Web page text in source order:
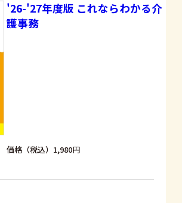
'26-'27年度版 これならわかる介
護事務
価格（税込）1,980円